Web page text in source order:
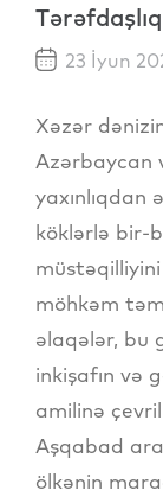
Tərəfdaşlıq
23 İyun
Xəzər
Azərbaycan
köklərlə bir-
möhkəm
əlaqələr, bu
inkişafın və
amilinə
Aşqabad
ölkənin